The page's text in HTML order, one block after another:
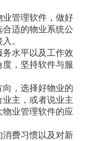
管理软件，做好
适的物业系统公
。
水平以及工作效
，坚持软件与服
，选择好物业的
主，或者说业主
业管理软件的应
费习惯以及对新